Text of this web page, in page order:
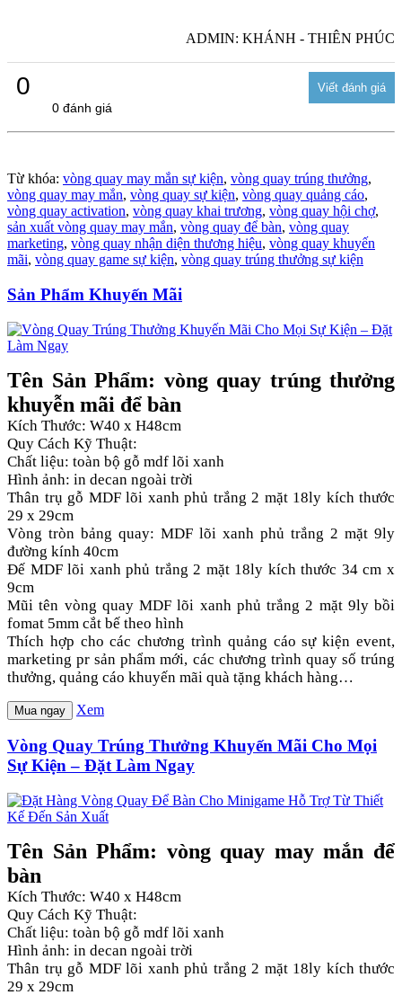
ADMIN: KHÁNH - THIÊN PHÚC
0
0 đánh giá
Từ khóa: vòng quay may mắn sự kiện, vòng quay trúng thưởng,
vòng quay may mắn, vòng quay sự kiện, vòng quay quảng cáo,
vòng quay activation, vòng quay khai trương, vòng quay hội chợ,
sản xuất vòng quay may mắn, vòng quay để bàn, vòng quay
marketing, vòng quay nhận diện thương hiệu, vòng quay khuyến
mãi, vòng quay game sự kiện, vòng quay trúng thưởng sự kiện
Sản Phẩm Khuyến Mãi
Tên Sản Phẩm: vòng quay trúng thưởng
khuyễn mãi để bàn
Kích Thước: W40 x H48cm
Quy Cách Kỹ Thuật:
Chất liệu: toàn bộ gỗ mdf lõi xanh
Hình ảnh: in decan ngoài trời
Thân trụ gỗ MDF lõi xanh phủ trắng 2 mặt 18ly kích thước
29 x 29cm
Vòng tròn bảng quay: MDF lõi xanh phủ trắng 2 mặt 9ly
đường kính 40cm
Đế MDF lõi xanh phủ trắng 2 mặt 18ly kích thước 34 cm x
9cm
Mũi tên vòng quay MDF lõi xanh phủ trắng 2 mặt 9ly bồi
fomat 5mm cắt bế theo hình
Thích hợp cho các chương trình quảng cáo sự kiện event,
marketing pr sản phẩm mới, các chương trình quay số trúng
thưởng, quảng cáo khuyến mãi quà tặng khách hàng…
Mua ngay Xem
Vòng Quay Trúng Thưởng Khuyến Mãi Cho Mọi
Sự Kiện – Đặt Làm Ngay
Tên Sản Phẩm: vòng quay may mắn để
bàn
Kích Thước: W40 x H48cm
Quy Cách Kỹ Thuật:
Chất liệu: toàn bộ gỗ mdf lõi xanh
Hình ảnh: in decan ngoài trời
Thân trụ gỗ MDF lõi xanh phủ trắng 2 mặt 18ly kích thước
29 x 29cm